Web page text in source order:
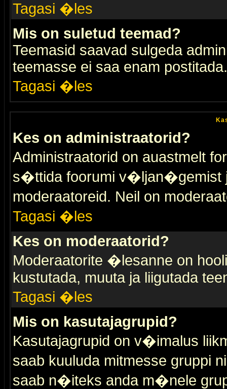
Tagasi �les
Mis on suletud teemad?
Teemasid saavad sulgeda
teemasse ei saa enam postitada.
Tagasi �les
Kes on administraatorid?
Administraatorid on auastmelt
s�ttida foorumi v�ljan�gemist
moderaatoreid. Neil on
Tagasi �les
Kes on moderaatorid?
Moderaatorite �lesanne on
kustutada, muuta ja liigutada
Tagasi �les
Mis on kasutajagrupid?
Kasutajagrupid on v�imalus
saab kuuluda mitmesse gruppi
saab n�iteks anda m�nele